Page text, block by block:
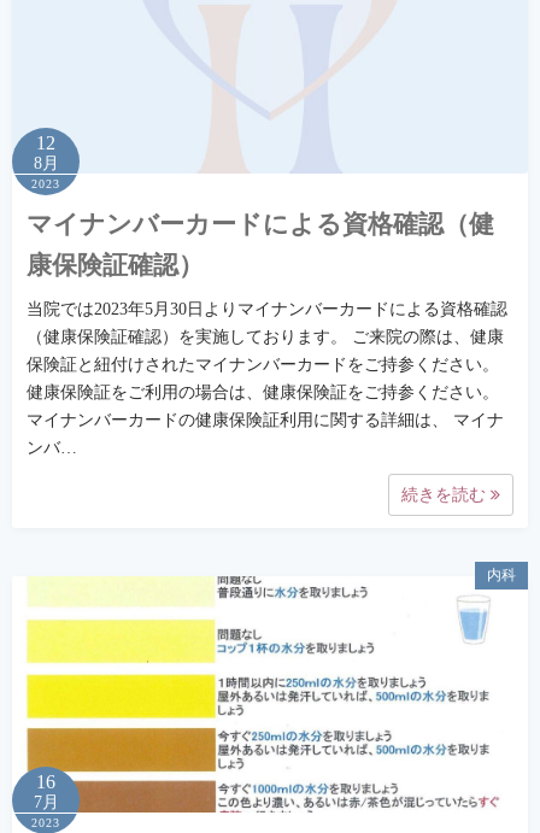
12
8月
2023
マイナンバーカードによる資格確認（健
康保険証確認）
当院では2023年5月30日よりマイナンバーカードによる資格確認
（健康保険証確認）を実施しております。 ご来院の際は、健康
保険証と紐付けされたマイナンバーカードをご持参ください。
健康保険証をご利用の場合は、健康保険証をご持参ください。
マイナンバーカードの健康保険証利用に関する詳細は、 マイナ
ンバ…
続きを読む
内科
16
7月
2023